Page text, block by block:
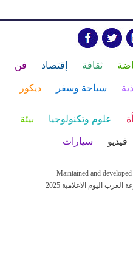
ثقافة إقتصاد فن
سياحة وسفر ديكور
علوم وتكنولوجيا بيئة
فيديو سيارات
Maintained and